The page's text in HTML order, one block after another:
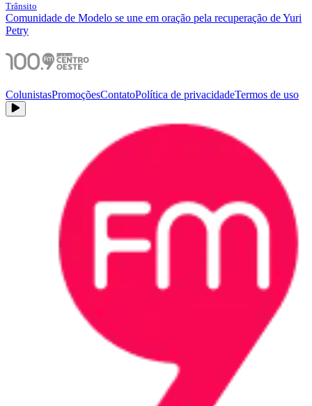
Trânsito
Comunidade de Modelo se une em oração pela recuperação de Yuri
Petry
ColunistasPromoçõesContatoPolítica de privacidadeTermos de uso